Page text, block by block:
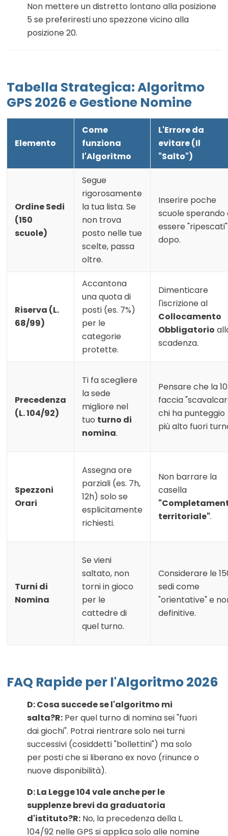
Non mettere un distretto lontano alla posizione
5 se preferiresti uno spezzone vicino alla
posizione 20.
Tabella Strategica: Algoritmo
GPS 2026 e Gestione Nomine
Elemento
Come
funziona
l'Algoritmo
L'Errore da
evitare (Il
"Salto")
Ordine Sedi
(150
scuole)
Segue
rigorosamente
la tua lista. Se
non trova
posto nelle tue
scelte, passa
oltre.
Inserire poche
scuole sperando
essere "ripescati"
dopo.
Riserva (L.
68/99)
Accantona
una quota di
posti (es. 7%)
per le
categorie
protette.
Dimenticare
l'iscrizione al
Collocamento
Obbligatorio
scadenza.
Precedenza
(L. 104/92)
Ti fa scegliere
la sede
migliore nel
tuo turno di
nomina.
Pensare che la
faccia
chi ha punteggio
più alto fuori
Spezzoni
Orari
Assegna ore
parziali (es. 7h,
12h) solo se
esplicitamente
richiesti.
Non barrare la
casella
territoriale".
Turni di
Nomina
Se vieni
saltato, non
torni in gioco
per le
cattedre di
quel turno.
Considerare le
sedi come
"orientative" e
definitive.
FAQ Rapide per l'Algoritmo 2026
D: Cosa succede se l'algoritmo mi
salta?R: Per quel turno di nomina sei "fuori
dai giochi". Potrai rientrare solo nei turni
successivi (cosiddetti "bollettini") ma solo
per posti che si liberano ex novo (rinunce o
nuove disponibilità).
D: La Legge 104 vale anche per le
supplenze brevi da graduatoria
d'istituto?R: No, la precedenza della L.
104/92 nelle GPS si applica solo alle nomine